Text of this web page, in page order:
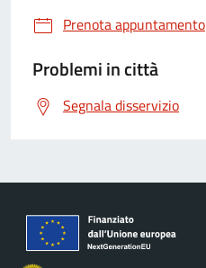
Prenota appuntamento
Problemi in città
Segnala disservizio